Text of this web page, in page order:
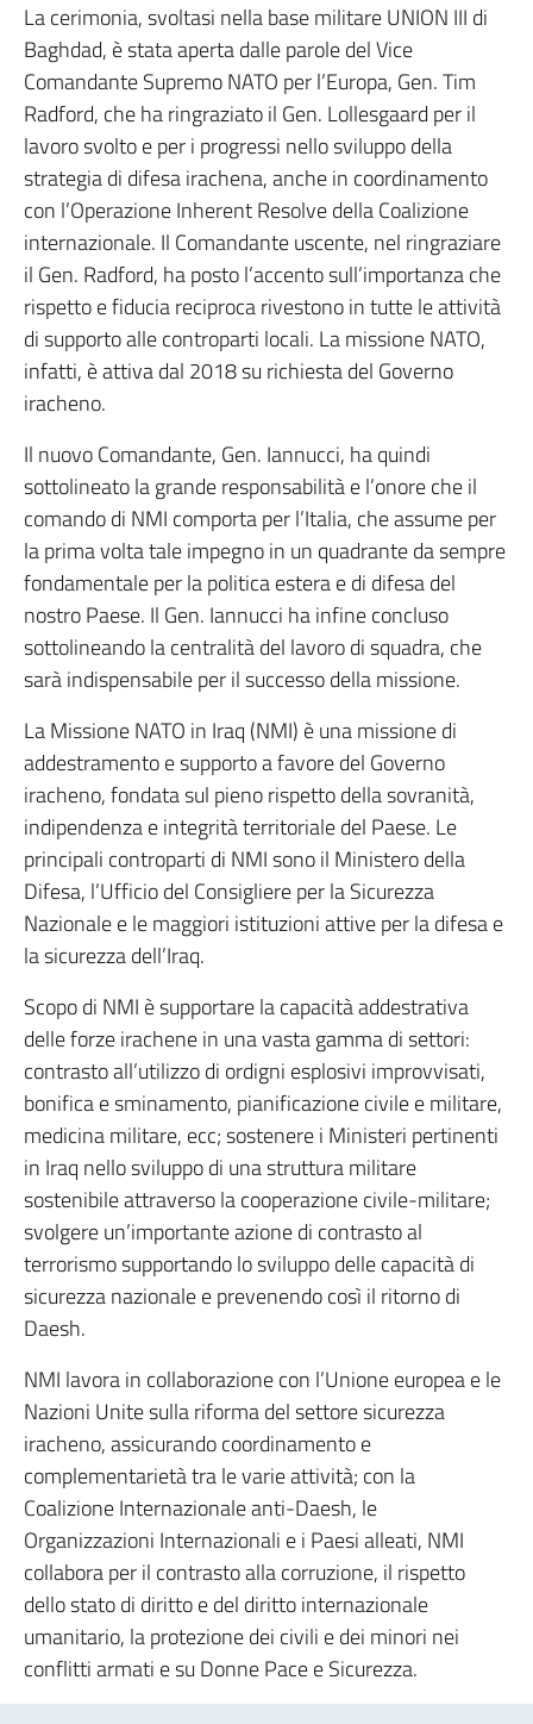
La cerimonia, svoltasi nella base militare UNION III di
Baghdad, è stata aperta dalle parole del Vice
Comandante Supremo NATO per l’Europa, Gen. Tim
Radford, che ha ringraziato il Gen. Lollesgaard per il
lavoro svolto e per i progressi nello sviluppo della
strategia di difesa irachena, anche in coordinamento
con l’Operazione Inherent Resolve della Coalizione
internazionale. Il Comandante uscente, nel ringraziare
il Gen. Radford, ha posto l’accento sull’importanza che
rispetto e fiducia reciproca rivestono in tutte le attività
di supporto alle controparti locali. La missione NATO,
infatti, è attiva dal 2018 su richiesta del Governo
iracheno.
Il nuovo Comandante, Gen. Iannucci, ha quindi
sottolineato la grande responsabilità e l’onore che il
comando di NMI comporta per l’Italia, che assume per
la prima volta tale impegno in un quadrante da sempre
fondamentale per la politica estera e di difesa del
nostro Paese. Il Gen. Iannucci ha infine concluso
sottolineando la centralità del lavoro di squadra, che
sarà indispensabile per il successo della missione.
La Missione NATO in Iraq (NMI) è una missione di
addestramento e supporto a favore del Governo
iracheno, fondata sul pieno rispetto della sovranità,
indipendenza e integrità territoriale del Paese. Le
principali controparti di NMI sono il Ministero della
Difesa, l’Ufficio del Consigliere per la Sicurezza
Nazionale e le maggiori istituzioni attive per la difesa e
la sicurezza dell’Iraq.
Scopo di NMI è supportare la capacità addestrativa
delle forze irachene in una vasta gamma di settori:
contrasto all’utilizzo di ordigni esplosivi improvvisati,
bonifica e sminamento, pianificazione civile e militare,
medicina militare, ecc; sostenere i Ministeri pertinenti
in Iraq nello sviluppo di una struttura militare
sostenibile attraverso la cooperazione civile-militare;
svolgere un’importante azione di contrasto al
terrorismo supportando lo sviluppo delle capacità di
sicurezza nazionale e prevenendo così il ritorno di
Daesh.
NMI lavora in collaborazione con l’Unione europea e le
Nazioni Unite sulla riforma del settore sicurezza
iracheno, assicurando coordinamento e
complementarietà tra le varie attività; con la
Coalizione Internazionale anti-Daesh, le
Organizzazioni Internazionali e i Paesi alleati, NMI
collabora per il contrasto alla corruzione, il rispetto
dello stato di diritto e del diritto internazionale
umanitario, la protezione dei civili e dei minori nei
conflitti armati e su Donne Pace e Sicurezza.